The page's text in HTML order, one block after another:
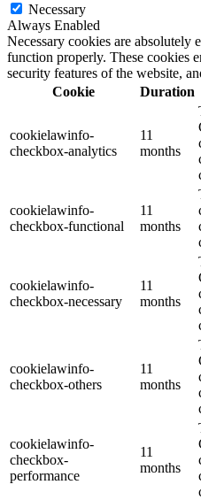
Necessary
Always Enabled
Necessary cookies are absolutely
function properly. These cookies
security features of the website,
Cookie
Duration
cookielawinfo-
checkbox-analytics
11
months
cookielawinfo-
checkbox-functional
11
months
cookielawinfo-
checkbox-necessary
11
months
cookielawinfo-
checkbox-others
11
months
cookielawinfo-
checkbox-
performance
11
months